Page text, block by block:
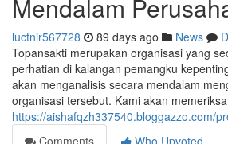
Mendalam
luctnir567728 89 days ago News
Topansakti merupakan organisasi yang
perhatian di kalangan pemangku
akan menganalisis secara mendalam
organisasi tersebut. Kami akan memeriksa
https://aishafqzh337540.bloggazzo.com/
Comments
Who Upvoted